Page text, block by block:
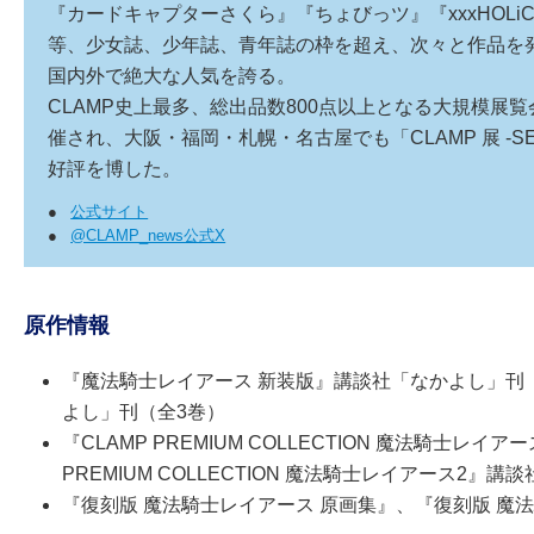
『カードキャプターさくら』『ちょびっツ』『
等、少女誌、少年誌、青年誌の枠を超え、次々と作品
国内外で絶大な人気を誇る。
CLAMP史上最多、総出品数800点以上となる大規模展
催され、大阪・福岡・札幌・名古屋でも「CLAMP 展 -
好評を博した。
●
公式サイト
●
@CLAMP_news公式X
原作情報
『魔法騎士レイアース 新装版』講談社「なかよし」
よし」刊（全3巻）
『CLAMP PREMIUM COLLECTION 魔法騎士レイア
PREMIUM COLLECTION 魔法騎士レイアース2』講
『復刻版 魔法騎士レイアース 原画集』、『復刻版 魔